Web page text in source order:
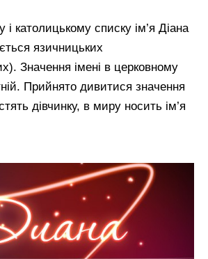
католицькому списку ім’я Діана
язичницьких
Значення імені в церковному
Прийнято дивитися значення
дівчинку, в миру носить ім’я